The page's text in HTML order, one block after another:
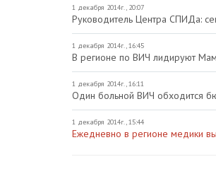
1 декабря 2014г., 20:07
Руководитель Центра СПИДа:
1 декабря 2014г., 16:45
В регионе по ВИЧ лидируют
1 декабря 2014г., 16:11
Один больной ВИЧ обходится
1 декабря 2014г., 15:44
Ежедневно в регионе медики